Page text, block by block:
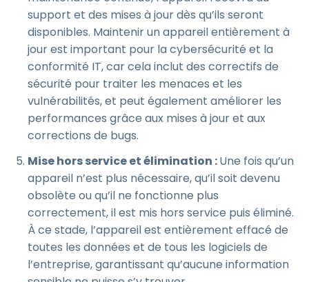
support et des mises à jour dès qu’ils seront
disponibles. Maintenir un appareil entièrement à
jour est important pour la cybersécurité et la
conformité IT, car cela inclut des correctifs de
sécurité pour traiter les menaces et les
vulnérabilités, et peut également améliorer les
performances grâce aux mises à jour et aux
corrections de bugs.
Mise hors service et élimination :Une fois qu’un
appareil n’est plus nécessaire, qu’il soit devenu
obsolète ou qu’il ne fonctionne plus
correctement, il est mis hors service puis éliminé.
À ce stade, l’appareil est entièrement effacé de
toutes les données et de tous les logiciels de
l’entreprise, garantissant qu’aucune information